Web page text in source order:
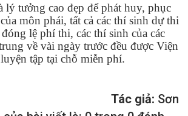
lý tưởng cao đẹp để phát huy, phục
môn phái, tất cả các thí sinh dự thi
lệ phí thi, các thí sinh của các
về vài ngày trước đều được Viện
tập tại chỗ miễn phí.
Tác giả: Sơn